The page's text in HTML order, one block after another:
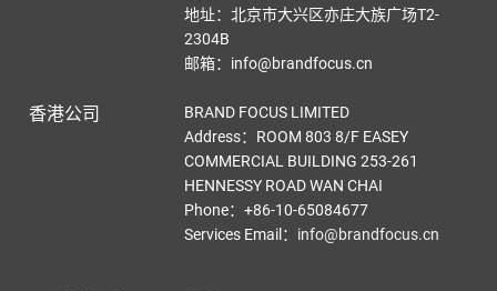
地址：北京市大兴区亦庄大族广场T2-
2304B
邮箱：info@brandfocus.cn
香港公司
BRAND FOCUS LIMITED
Address：ROOM 803 8/F EASEY
COMMERCIAL BUILDING 253-261
HENNESSY ROAD WAN CHAI
Phone：+86-10-65084677
Services Email ： info@brandfocus.cn